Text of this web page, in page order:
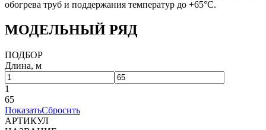
обогрева труб и поддержания температур до +65°С.
МОДЕЛЬНЫЙ РЯД
ПОДБОР
Длина, м
1
65
ПоказатьСбросить
АРТИКУЛ